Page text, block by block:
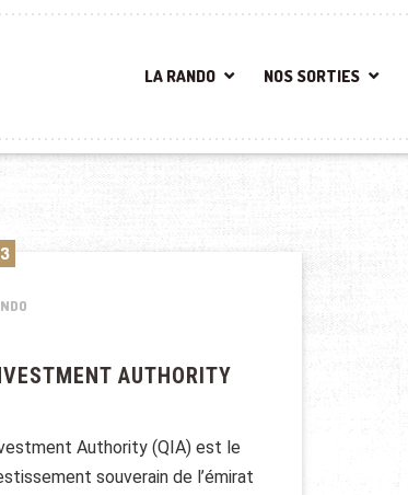
LA RANDO NOS SORTIES
AUTHORITY
Authority (QIA) est le
souverain de l’émirat